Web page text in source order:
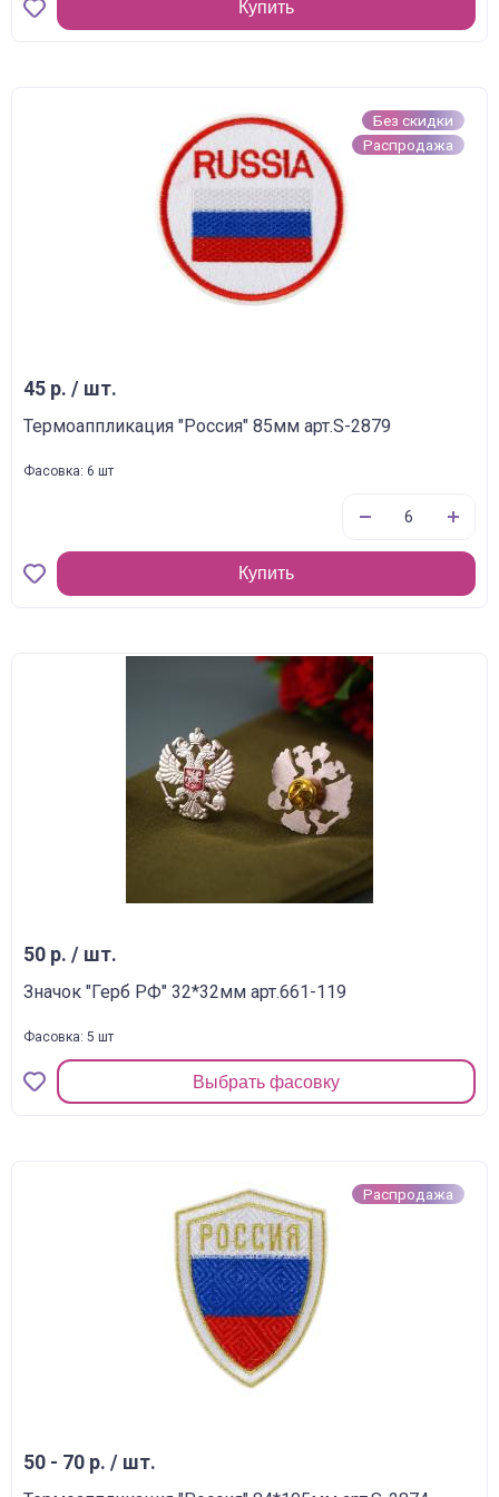
Купить
Без скидки
Распродажа
45 р. / шт.
Термоаппликация "Россия" 85мм арт.S-2879
Фасовка: 6 шт
Купить
50 р. / шт.
Значок "Герб РФ" 32*32мм арт.661-119
Фасовка: 5 шт
Выбрать фасовку
Распродажа
50 - 70 р. / шт.